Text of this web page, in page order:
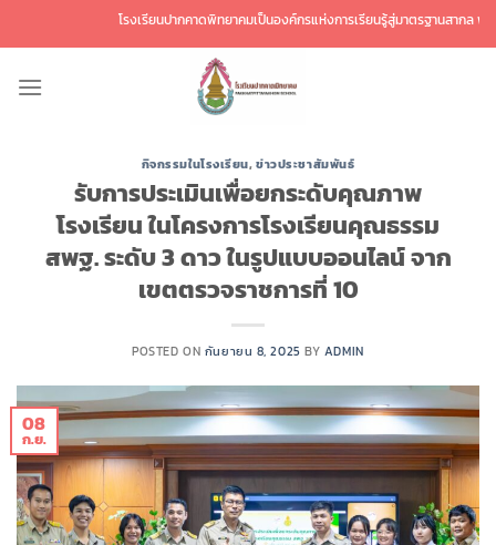
เนื้อหา
โรงเรียนปากคาดพิทยาคมเป็นองค์กรแห่งการเรียนรู้สู่มาตรฐานสากล พัฒน
กิจกรรมในโรงเรียน,ข่าวประชาสัมพันธ์
รับการประเมินเพื่อยกระดับคุณภาพ
โรงเรียน ในโครงการโรงเรียนคุณธรรม
สพฐ. ระดับ 3 ดาว ในรูปแบบออนไลน์ จาก
เขตตรวจราชการที่ 10
POSTED ON กันยายน 8, 2025 BY ADMIN
08
ก.ย.